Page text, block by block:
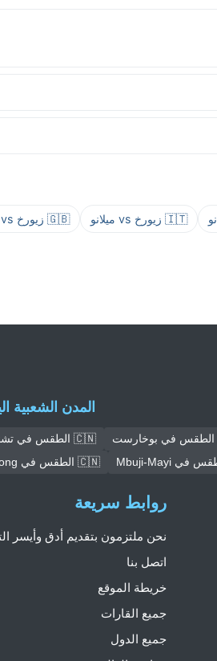
🇮🇹 زيورخ vs ميلانو 🇬🇧 زيورخ vs لندن
المدن الشعبية
🇨🇳 الطقس في تشنغتشو
🇨🇳 الطقس في Nantong
روابط سريعة
نحن ملتزمون بتقديم أدق وأيسر
اتصل بنا
خريطة الموقع
جميع القارات
جميع الدول